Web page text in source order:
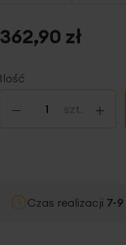
Ilość
- szt. +
362,90 zł
Czas realizacji 7-9